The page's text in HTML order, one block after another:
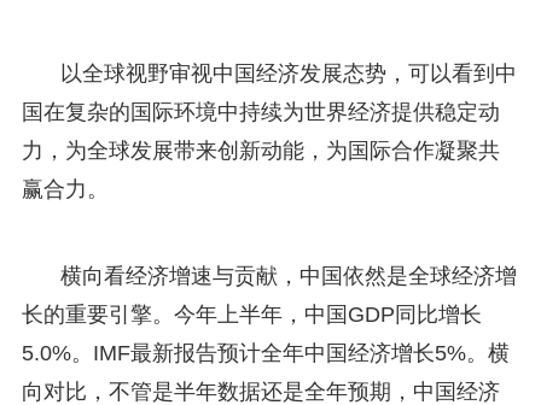
以全球视野审视中国经济发展态势，可以看到中
国在复杂的国际环境中持续为世界经济提供稳定动
力，为全球发展带来创新动能，为国际合作凝聚共
赢合力。
横向看经济增速与贡献，中国依然是全球经济增
长的重要引擎。今年上半年，中国GDP同比增长
5.0%。IMF最新报告预计全年中国经济增长5%。横
向对比，不管是半年数据还是全年预期，中国经济